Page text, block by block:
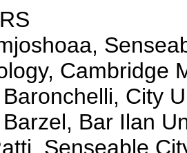
Cambridge
City
Bar Ilan
Senseable